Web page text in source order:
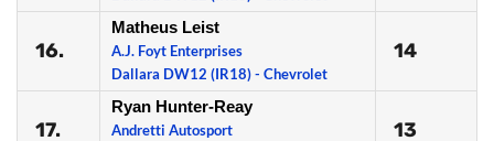
16.
Matheus Leist
A.J. Foyt Enterprises
Dallara DW12 (IR18) - Chevrolet
14
17.
Ryan Hunter-Reay
Andretti Autosport
13